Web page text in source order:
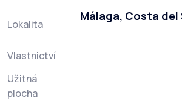
Lokalita
Málaga, Costa del
Vlastnictví
Užitná
plocha